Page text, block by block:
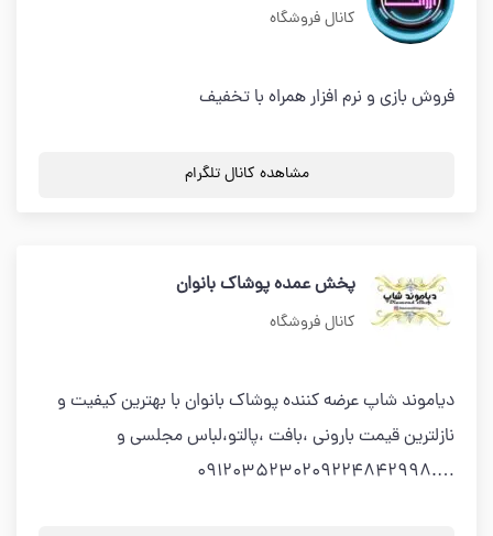
کانال فروشگاه
فروش بازی و نرم افزار همراه با تخفیف
مشاهده کانال تلگرام
پخش عمده پوشاک بانوان
کانال فروشگاه
دیاموند شاپ عرضه کننده پوشاک بانوان با بهترین کیفیت و
نازلترین قیمت بارونی ،بافت ،پالتو،لباس مجلسی و
….0912035230209224842998